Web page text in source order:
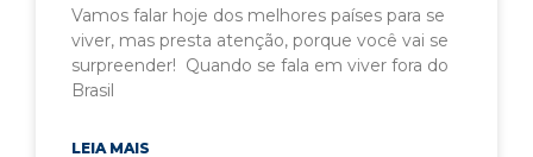
Vamos falar hoje dos melhores países para se
viver, mas presta atenção, porque você vai se
surpreender! Quando se fala em viver fora do
Brasil
LEIA MAIS